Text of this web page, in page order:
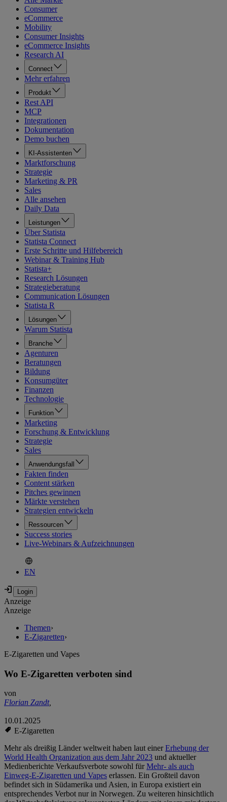
Consumer
eCommerce
Mobility
Consumer Insights
eCommerce Insights
Research AI
Connect
Mehr erfahren
Produkt
Rest API
MCP
Integrationen
Dokumentation
Demo buchen
KI-Assistenten
Marktforschung
Strategie
Marketing & PR
Sales
Alle ansehen
Daily Data
Leistungen
Über Statista
Statista Connect
Erste Schritte und Hilfebereich
Webinar & Training Hub
Statista+
Research Lösungen
Strategieberatung
Communication Lösungen
Statista R
Lösungen
Warum Statista
Branche
Agenturen
Beratungen
Bildung
Konsumgüter
Finanzen
Technologie
Funktion
Marketing
Forschung & Entwicklung
Strategie
Sales
Anwendungsfall
Fakten finden
Content stärken
Pitches gewinnen
Märkte verstehen
Strategien entwickeln
Ressourcen
Success stories
Live-Webinars & Aufzeichnungen
EN
Anzeige
Anzeige
Themen›
E-Zigaretten›
E-Zigaretten und Vapes
Wo E-Zigaretten verboten sind
von
Florian Zandt,
10.01.2025
E-Zigaretten
Mehr als dreißig Länder weltweit haben laut einerErhebung der
World Health Organization aus dem Jahr 2023 und aktueller
Medienberichte Verkaufsverbote sowohl fürMehr- als auch
Einweg-E-Zigaretten und Vapes erlassen. Ein Großteil davon
befindet sich in Südamerika und Asien, in Europa existiert ein
entsprechendes Verbot nur in Norwegen. Zu weiteren hinsichtlich